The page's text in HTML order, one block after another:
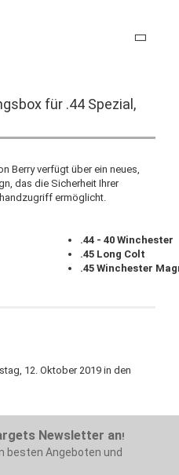
für .44 Spezial,
Berry verfügt über ein neues,
das die Sicherheit Ihrer
ermöglicht.
.44 - 40 Winchester
.45 Long Colt
.45 Winchester
12. Oktober 2019 in den
Newsletter an!
besten Angeboten und